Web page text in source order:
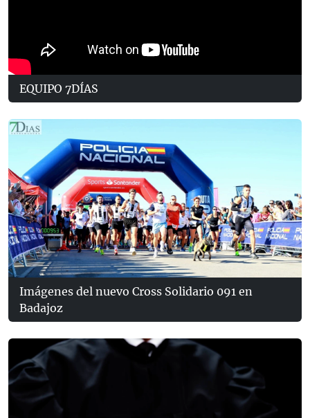
EQUIPO 7DÍAS
Imágenes del nuevo Cross Solidario 091 en
Badajoz